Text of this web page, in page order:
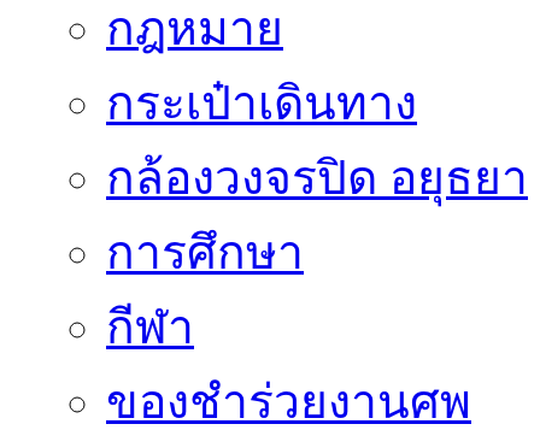
กฎหมาย
กระเป๋าเดินทาง
กล้องวงจรปิด อยุธยา
การศึกษา
กีฬา
ของชำร่วยงานศพ